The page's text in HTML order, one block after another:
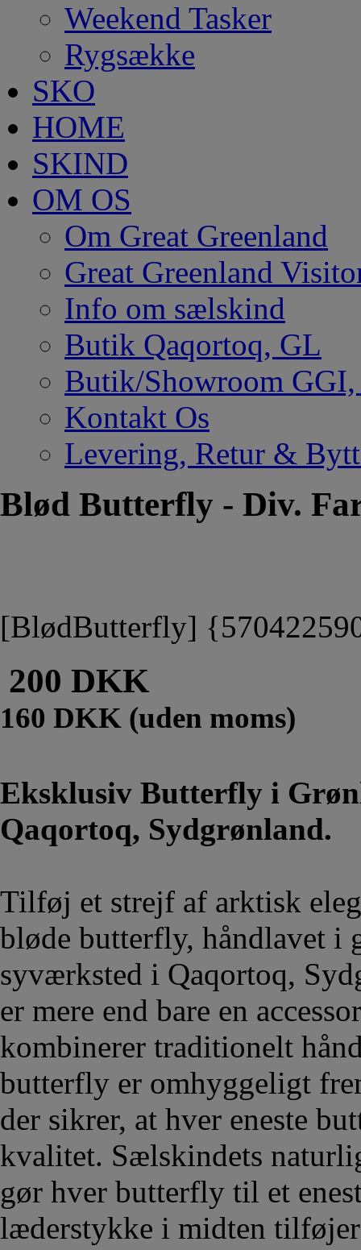
Weekend Tasker
Rygsække
SKO
HOME
SKIND
OM OS
Om Great Greenland
Great Greenland
Info om sælskind
Butik Qaqortoq, GL
Butik/Showroom
Kontakt Os
Levering, Retur &
Blød Butterfly - Div.
[BlødButterfly]
200 DKK
160 DKK (uden moms)
Eksklusiv Butterfly i
Qaqortoq, Sydgrønland.
Tilføj et strejf af arktisk
bløde butterfly, håndlavet i
syværksted i Qaqortoq,
er mere end bare en
kombinerer traditionelt
butterfly er omhyggeligt
der sikrer, at hver eneste
kvalitet. Sælskindets
gør hver butterfly til et
læderstykke i midten